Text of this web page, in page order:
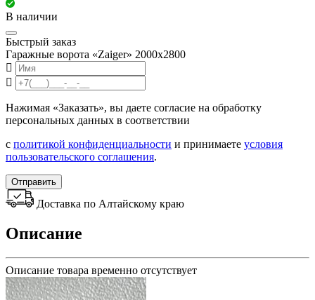
В наличии
Быстрый заказ
Гаражные ворота «Zaiger» 2000x2800
Нажимая «Заказать», вы даете согласие на обработку
персональных данных в соответствии
с политикой конфиденциальности и принимаете условия
пользовательского соглашения.
Отправить
Доставка по Алтайскому краю
Описание
Описание товара временно отсутствует